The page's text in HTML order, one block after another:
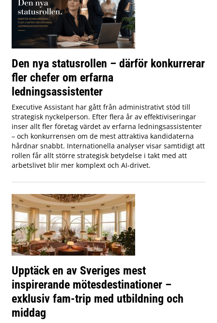
Den nya statusrollen – därför konkurrerar
fler chefer om erfarna
ledningsassistenter
Executive Assistant har gått från administrativt stöd till
strategisk nyckelperson. Efter flera år av effektiviseringar
inser allt fler företag värdet av erfarna ledningsassistenter
– och konkurrensen om de mest attraktiva kandidaterna
hårdnar snabbt. Internationella analyser visar samtidigt att
rollen får allt större strategisk betydelse i takt med att
arbetslivet blir mer komplext och AI-drivet.
Upptäck en av Sveriges mest
inspirerande mötesdestinationer –
exklusiv fam-trip med utbildning och
middag